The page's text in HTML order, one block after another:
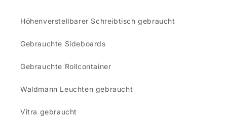
Höhenverstellbarer Schreibtisch gebraucht
Gebrauchte Sideboards
Gebrauchte Rollcontainer
Waldmann Leuchten gebraucht
Vitra gebraucht